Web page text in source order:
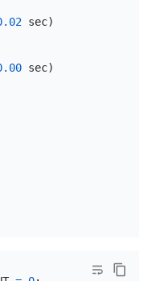
sec)
sec)